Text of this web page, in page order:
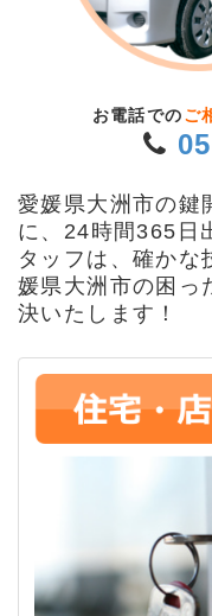
お電話での ご
愛媛県大洲市の鍵
に、24時間365日
タッフは、確かな
媛県大洲市の困っ
決いたします！